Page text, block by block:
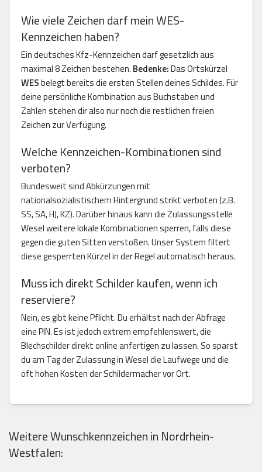
Wie viele Zeichen darf mein WES-
Kennzeichen haben?
Ein deutsches Kfz-Kennzeichen darf gesetzlich aus
maximal 8 Zeichen bestehen. Bedenke:Das Ortskürzel
WESbelegt bereits die ersten Stellen deines Schildes. Für
deine persönliche Kombination aus Buchstaben und
Zahlen stehen dir also nur noch die restlichen freien
Zeichen zur Verfügung.
Welche Kennzeichen-Kombinationen sind
verboten?
Bundesweit sind Abkürzungen mit
nationalsozialistischem Hintergrund strikt verboten (z.B.
SS, SA, HJ, KZ). Darüber hinaus kann die Zulassungsstelle
Wesel weitere lokale Kombinationen sperren, falls diese
gegen die guten Sitten verstoßen. Unser System filtert
diese gesperrten Kürzel in der Regel automatisch heraus.
Muss ich direkt Schilder kaufen, wenn ich
reserviere?
Nein, es gibt keine Pflicht. Du erhältst nach der Abfrage
eine PIN. Es ist jedoch extrem empfehlenswert, die
Blechschilder direkt online anfertigen zu lassen. So sparst
du am Tag der Zulassung in Wesel die Laufwege und die
oft hohen Kosten der Schildermacher vor Ort.
Weitere Wunschkennzeichen in Nordrhein-
Westfalen: